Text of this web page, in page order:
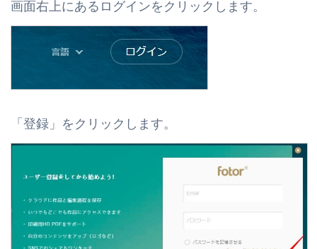
画面右上にあるログインをクリックします。
「登録」をクリックします。